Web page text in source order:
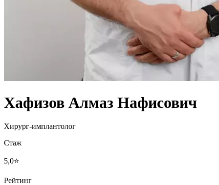
Хафизов Алмаз Нафисович
Хирург-имплантолог
Стаж
5,0⭐
Рейтинг